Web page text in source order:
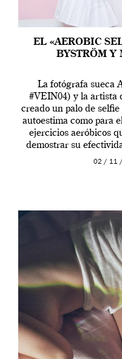
EL «AEROBIC
BYSTRÖM Y
La fotógrafa sueca
#VEIN04) y la artista
creado un palo de
autoestima como para
ejercicios aeróbicos
demostrar su
02 / 11